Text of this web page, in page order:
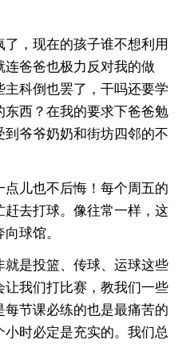
，现在的孩子谁不想利用
爸爸也极力反对我的做
科倒也罢了，干吗还要学
西？在我的要求下爸爸勉
爷爷奶奶和街坊四邻的不
儿也不后悔！每个周五的
去打球。像往常一样，这
球馆。
就是投篮、传球、运球这些
我们打比赛，教我们一些
节课必练的也是最痛苦的
时必定是充实的。我们总